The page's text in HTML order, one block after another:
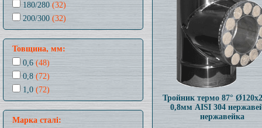
180/280 (32)
200/300 (32)
Товщина, мм:
0,6 (48)
0,8 (72)
1,0 (72)
Марка сталі:
Тройник термо 87°
0,8мм AISI 304
нержавейка